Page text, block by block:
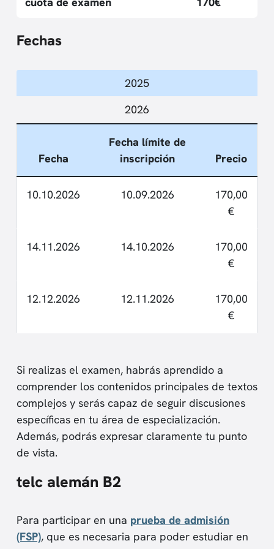
Fechas
2025
2026
Fecha
Fecha límite de
inscripción
Precio
10.10.2026 10.09.2026
170,00
€
14.11.2026 14.10.2026
170,00
€
12.12.2026 12.11.2026
170,00
€
Si realizas el examen, habrás aprendido a
comprender los contenidos principales de textos
complejos y serás capaz de seguir discusiones
específicas en tu área de especialización.
Además, podrás expresar claramente tu punto
de vista.
telc alemán B2
Para participar en una prueba de admisión
(FSP), que es necesaria para poder estudiar en